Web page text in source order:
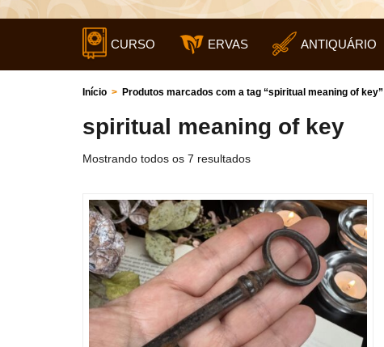
CURSO ERVAS ANTIQUÁRIO
Início > Produtos marcados com a tag “spiritual meaning of key”
spiritual meaning of key
Mostrando todos os 7 resultados